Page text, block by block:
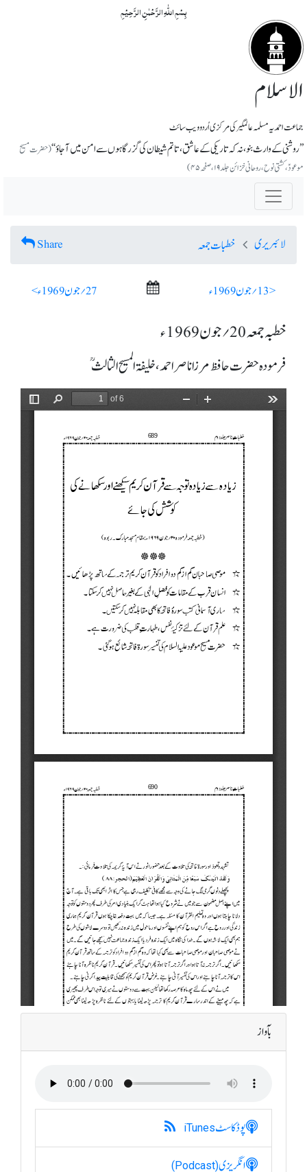
بِسۡمِ اللّٰہِ الرَّحۡمٰنِ الرَّحِیۡمِ
الاسلام
جماعت احمدیہ مسلمہ عالمگیر کی مرکزی اُردو ویب سائٹ
’’روشنی کے وارث بنو، نہ کہ تاریکی کے عاشق، تا تم شیطان کی گزرگاہوں سے امن میں آجاؤ‘‘(حضرت مسیح
موعودؑ،کشتی نوح، روحانی خزائن جلد ۱۹، صفحہ ۴۵)
لائبریری خطبات جمعہ Share
< 13؍ جون 1969ء 27؍ جون 1969ء >
خطبہ جمعہ 20؍ جون 1969ء
فرمودہ حضرت حافظ مرزا ناصر احمد، خلیفۃ المسیح الثالثؒ
بآواز
پوڈکاسٹiTunes
انگریزی(Podcast)